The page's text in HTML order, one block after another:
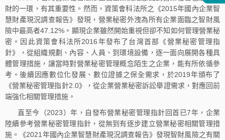
財的一環，有其重要性。然而，資策會科法所之《2015年國內企業智
慧財產現況調查報告》發現，營業秘密外洩為所有企業面臨之智財風
險中最高者47.12%。顯現企業雖然開始重視但卻不知如何管理營業秘
密。因此資策會科法所2016年發布了台灣首部《營業秘密管理指
針》，從組織規劃、內容、人員、到環境設備，逐一面向展開各種具
體管理措施，讓當時對營業秘密管理概念陌生之企業，能有所依循參
考。後續因應數位化發展、數位證據之保全需求，於2019年頒布了
《營業秘密管理指針2.0》，從企業營業秘密訴訟舉證需求，對應回前
端強化相關管理措施。
直至今（2023）年，自發布營業秘密管理指針回首已7年，企業
陸續參考營業秘密管理指針，從無到有逐步建立營業秘密相關管理措
施。《2021年國內企業智慧財產現況調查報告》發現智財風險之有關